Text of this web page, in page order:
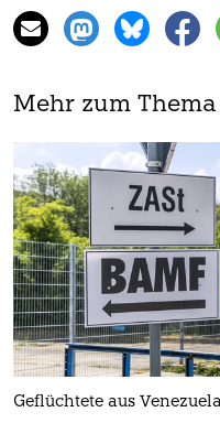
Mehr zum Thema
Geflüchtete aus